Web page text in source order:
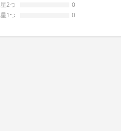
星2つ
0
星1つ
0